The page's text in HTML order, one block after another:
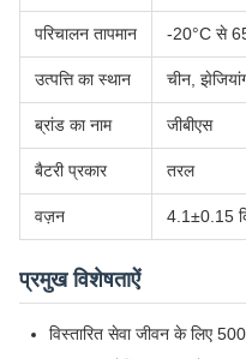
परिचालन तापमान -20°C से
उत्पत्ति का स्थान चीन,
ब्रांड का नाम जीबीएस
बैटरी प्रकार तरल
वज़न 4.1±0.15
प्रमुख विशेषताऐं
विस्तारित सेवा जीवन के लिए